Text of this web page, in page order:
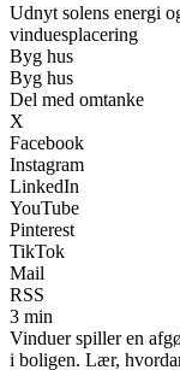
Udnyt solens energi
vinduesplacering
Byg hus
Byg hus
Del med omtanke
X
Facebook
Instagram
LinkedIn
YouTube
Pinterest
TikTok
Mail
RSS
3 min
Vinduer spiller en
i boligen. Lær,